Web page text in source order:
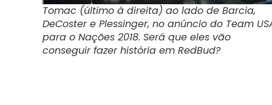
Tomac (último à direita) ao lado de Barcia,
DeCoster e Plessinger, no anúncio do Team
para o Nações 2018. Será que eles vão
conseguir fazer história em RedBud?